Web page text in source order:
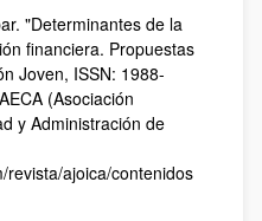
"Determinantes de la
financiera. Propuestas
Joven, ISSN: 1988-
(Asociación
y Administración de
revista/ajoica/contenidos